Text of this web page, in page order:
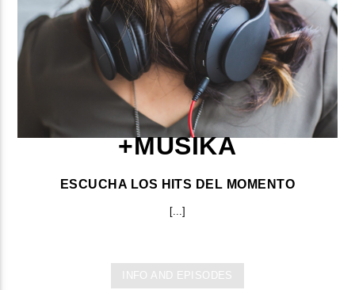
+MUSIKA
ESCUCHA LOS HITS DEL MOMENTO
[...]
INFO AND EPISODES